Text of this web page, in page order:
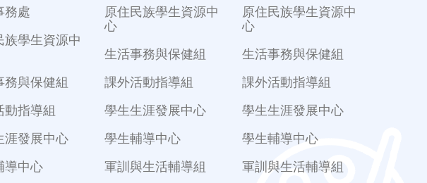
務處
族學生資源中
務與保健組
動指導組
涯發展中心
導中心
原住民族學生資源中
心
生活事務與保健組
課外活動指導組
學生生涯發展中心
學生輔導中心
軍訓與生活輔導組
原住民族學生資源中
心
生活事務與保健組
課外活動指導組
學生生涯發展中心
學生輔導中心
軍訓與生活輔導組